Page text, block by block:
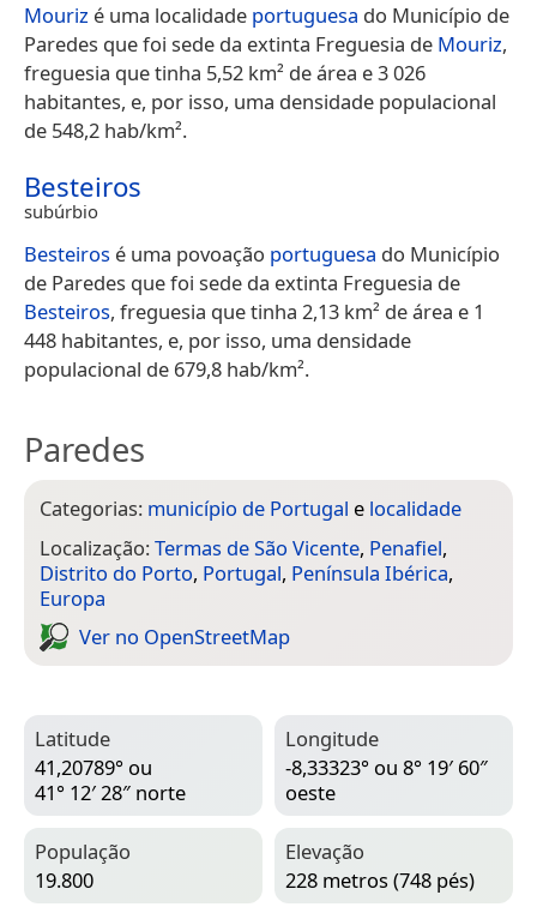
Mouriz é uma localidade portuguesa do Município de
Paredes que foi sede da extinta Freguesia de Mouriz,
freguesia que tinha 5,52 km² de área e 3 026
habitantes, e, por isso, uma densidade populacional
de 548,2 hab/km².
Besteiros
subúrbio
Besteiros é uma povoação portuguesa do Município
de Paredes que foi sede da extinta Freguesia de
Besteiros, freguesia que tinha 2,13 km² de área e 1
448 habitantes, e, por isso, uma densidade
populacional de 679,8 hab/km².
Paredes
Categorias: município de Portugal e localidade
Localização:Termas de São Vicente, Penafiel,
Distrito do Porto, Portugal, Península Ibérica,
Europa
Ver no Open­Street­Map
Latitude
41,20789° ou
41° 12′ 28″ norte
Longitude
-8,33323° ou 8° 19′ 60″
oeste
População
19.800
Elevação
228 metros (748 pés)